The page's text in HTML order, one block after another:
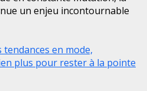
un enjeu incontournable